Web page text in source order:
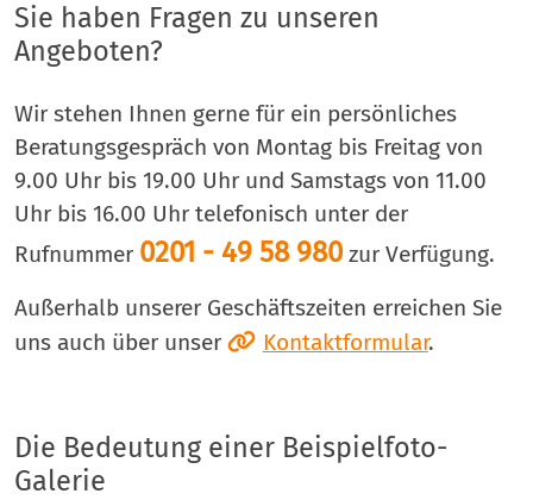
Sie haben Fragen zu unseren
Angeboten?
Wir stehen Ihnen gerne für ein persönliches
Beratungsgespräch von Montag bis Freitag von
9.00 Uhr bis 19.00 Uhr und Samstags von 11.00
Uhr bis 16.00 Uhr telefonisch unter der
Rufnummer 0201 - 49 58 980 zur Verfügung.
Außerhalb unserer Geschäftszeiten erreichen Sie
uns auch über unser
Kontaktformular.
Die Bedeutung einer Beispielfoto-
Galerie